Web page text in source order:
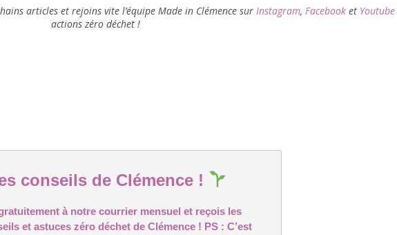
articles et rejoins vite l’équipe Made in Clémence sur Instagram, Facebook et Youtube
actions zéro déchet !
conseils de Clémence !
à notre courrier mensuel et reçois les
et astuces zéro déchet de Clémence ! PS : C’est